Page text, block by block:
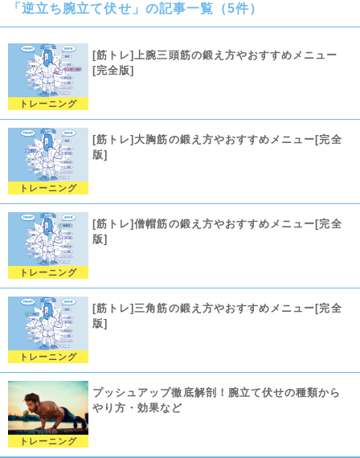
「逆立ち腕立て伏せ」の記事一覧（5件）
トレーニング
[筋トレ]上腕三頭筋の鍛え方やおすすめメニュー
[完全版]
トレーニング
[筋トレ]大胸筋の鍛え方やおすすめメニュー[完全
版]
トレーニング
[筋トレ]僧帽筋の鍛え方やおすすめメニュー[完全
版]
トレーニング
[筋トレ]三角筋の鍛え方やおすすめメニュー[完全
版]
トレーニング
プッシュアップ徹底解剖！腕立て伏せの種類から
やり方・効果など